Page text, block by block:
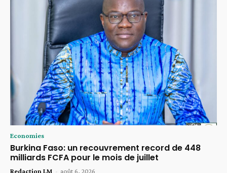
Economies
Burkina Faso: un recouvrement record de 448
milliards FCFA pour le mois de juillet
Redaction LM - août 6, 2026